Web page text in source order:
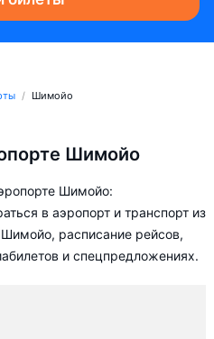
Шимойо
Шимойо
Шимойо:
в аэропорт и транспорт из
расписание рейсов,
и спецпредложениях.